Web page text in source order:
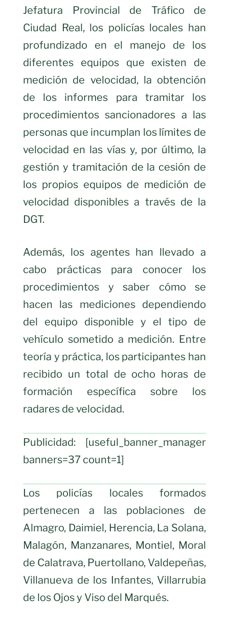
Jefatura Provincial de Tráfico de
Ciudad Real, los policías locales han
profundizado en el manejo de los
diferentes equipos que existen de
medición de velocidad, la obtención
de los informes para tramitar los
procedimientos sancionadores a las
personas que incumplan los límites de
velocidad en las vías y, por último, la
gestión y tramitación de la cesión de
los propios equipos de medición de
velocidad disponibles a través de la
DGT.
Además, los agentes han llevado a
cabo prácticas para conocer los
procedimientos y saber cómo se
hacen las mediciones dependiendo
del equipo disponible y el tipo de
vehículo sometido a medición. Entre
teoría y práctica, los participantes han
recibido un total de ocho horas de
formación específica sobre los
radares de velocidad.
Publicidad: [useful_banner_manager
banners=37 count=1]
Los policías locales formados
pertenecen a las poblaciones de
Almagro, Daimiel, Herencia, La Solana,
Malagón, Manzanares, Montiel, Moral
de Calatrava, Puertollano, Valdepeñas,
Villanueva de los Infantes, Villarrubia
de los Ojos y Viso del Marqués.